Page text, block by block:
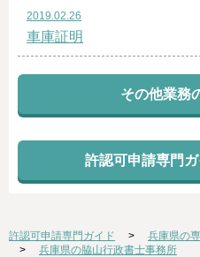
2019.02.26
車庫証明
その他業務
許認可申請専門
許認可申請専門ガイド
兵庫県の
兵庫県の脇山行政書士事務所